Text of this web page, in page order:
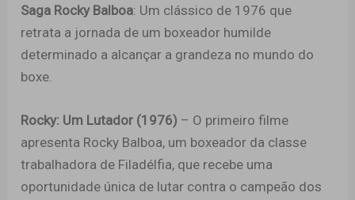
Saga Rocky Balboa: Um clássico de 1976 que
retrata a jornada de um boxeador humilde
determinado a alcançar a grandeza no mundo do
boxe.
Rocky: Um Lutador (1976) – O primeiro filme
apresenta Rocky Balboa, um boxeador da classe
trabalhadora de Filadélfia, que recebe uma
oportunidade única de lutar contra o campeão dos